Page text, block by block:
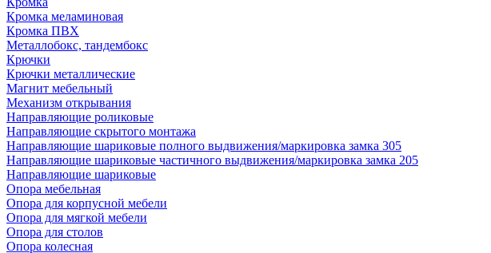
Кромка меламиновая
Кромка ПВХ
Металлобокс, тандембокс
Крючки
Крючки металлические
Магнит мебельный
Механизм открывания
Направляющие роликовые
Направляющие скрытого монтажа
Направляющие шариковые полного выдвижения/маркировка замка 305
Направляющие шариковые частичного выдвижения/маркировка замка 205
Направляющие шариковые
Опора мебельная
Опора для корпусной мебели
Опора для мягкой мебели
Опора для столов
Опора колесная